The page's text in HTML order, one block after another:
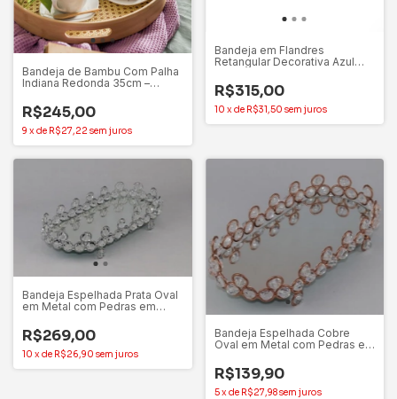
Bandeja de Bambu Com Palha
Indiana Redonda 35cm –
R$245,00
9 xde R$27,22 sem juros
Bandeja em Flandres
Retangular Decorativa Azul
R$315,00
10 x de R$31,50 sem juros
Bandeja Espelhada Prata Oval
em Metal com Pedras em
R$269,00
10 xde R$26,90 sem juros
Bandeja Espelhada Cobre
Oval em Metal com Pedras em
R$139,90
5xde R$27,98sem juros